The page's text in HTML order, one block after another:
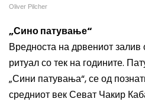
Oliver Pilcher
„Сино патување“
Вредноста на дрвениот
ритуал со тек на годините.
„Сини патувања“, се од
средниот век Севат Чакир